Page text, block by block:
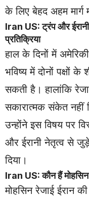
के लिए बेहद अहम मार्ग
Iran US: ट्रंप और
प्रतिक्रिया
हाल के दिनों में
भविष्य में दोनों पक्षों
सकती है। हालांकि
सकारात्मक संकेत नहीं
उन्होंने इस विषय पर
और ईरानी नेतृत्व से
दिया।
Iran US: कौन हैं
मोहसिन रेजाई ईरान